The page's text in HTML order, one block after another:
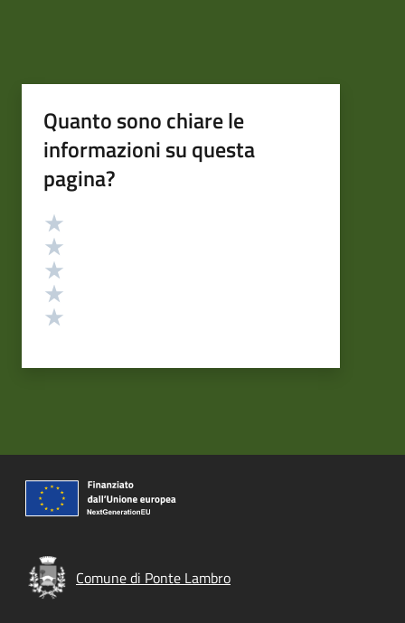
Quanto sono chiare le
informazioni su questa
pagina?
Valutazione
Comune di Ponte Lambro